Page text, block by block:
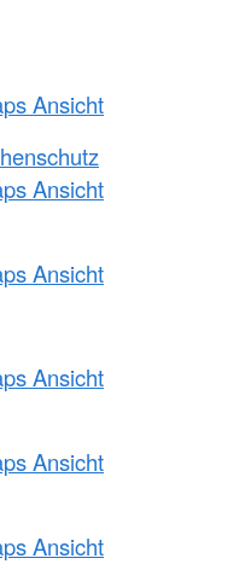
Ansicht
Ansicht
Ansicht
Ansicht
Ansicht
Ansicht